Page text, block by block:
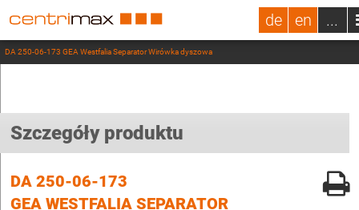
de en ...
DA 250-06-173 GEA Westfalia Separator Wirówka dyszowa
Szczegóły produktu
DA 250-06-173
GEA WESTFALIA SEPARATOR